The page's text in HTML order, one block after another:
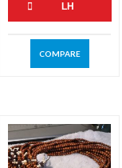
LH
COMPARE